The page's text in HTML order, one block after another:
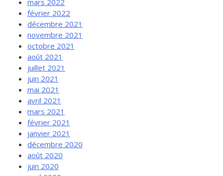
mars 2022
février 2022
décembre 2021
novembre 2021
octobre 2021
août 2021
juillet 2021
juin 2021
mai 2021
avril 2021
mars 2021
février 2021
janvier 2021
décembre 2020
août 2020
juin 2020